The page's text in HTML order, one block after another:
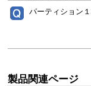
パーティション
製品関連ページ